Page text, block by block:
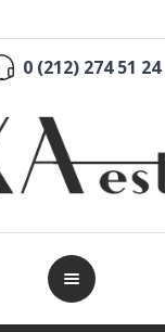
0 (212) 274 51 24